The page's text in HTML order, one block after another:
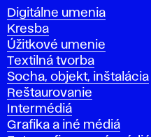
Katedry
Digitálne umenia
Kresba
Úžitkové umenie
Textilná tvorba
Socha, objekt, inštalácia
Reštaurovanie
Intermédiá
Grafika a iné médiá